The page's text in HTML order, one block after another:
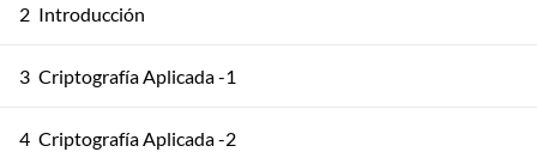
2 Introducción
3 Criptografía Aplicada -1
4 Criptografía Aplicada -2